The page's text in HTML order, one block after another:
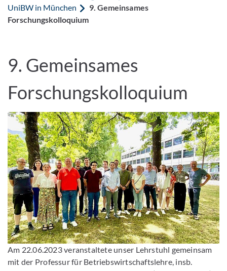
UniBW in München
9. Gemeinsames
Forschungskolloquium
9. Gemeinsames
Forschungskolloquium
Am 22.06.2023 veranstaltete unser Lehrstuhl gemeinsam
mit der Professur für Betriebswirtschaftslehre, insb.